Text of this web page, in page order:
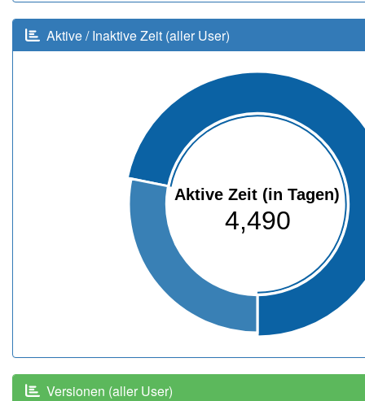
Aktive / Inaktive Zeit (aller User)
Aktive Zeit (in Tagen)
4,490
Versionen (aller User)